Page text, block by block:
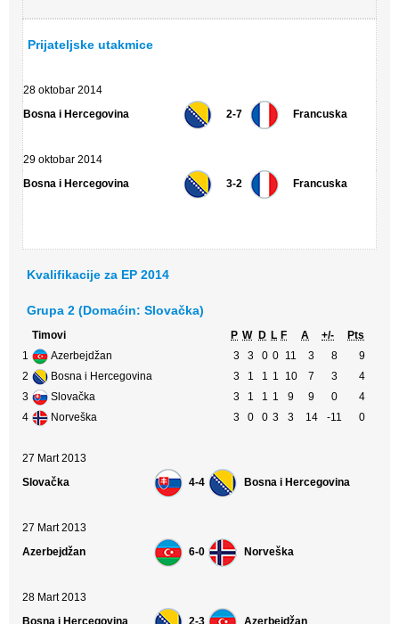
Prijateljske utakmice
28 oktobar 2014
Bosna i Hercegovina
2-7 Francuska
29 oktobar 2014
Bosna i Hercegovina
3-2 Francuska
Kvalifikacije za EP 2014
Grupa 2 (Domaćin: Slovačka)
Timovi P W D L F A +/-
Pts
1
Azerbejdžan 3 3 0 0 11 3 8
9
2
Bosna i Hercegovina 3 1 1 1 10 7 3
4
3
Slovačka 3 1 1 1 9 9 0
4
4
Norveška 3 0 0 3 3 14 -11 0
27 Mart 2013
Slovačka
4-4 Bosna i Hercegovina
27 Mart 2013
Azerbejdžan
6-0 Norveška
28 Mart 2013
Bosna i Hercegovina
2-3 Azerbejdžan